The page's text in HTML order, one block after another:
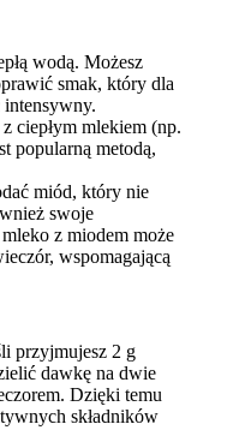
wodą. Możesz
smak, który dla
intensywny.
ciepłym mlekiem (np.
popularną metodą,
miód, który nie
swoje
z miodem może
wspomagającą
przyjmujesz 2 g
dawkę na dwie
Dzięki temu
składników